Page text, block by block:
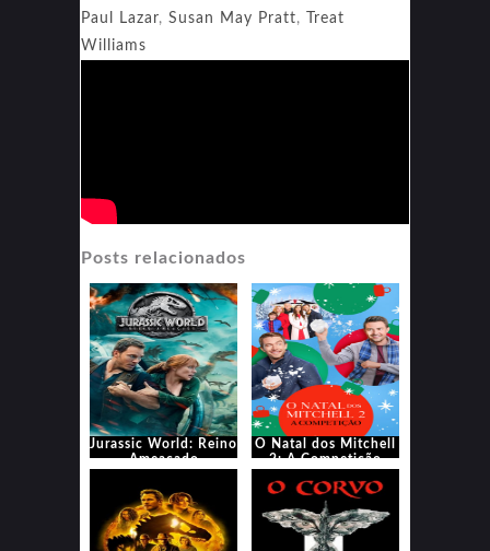
Paul Lazar, Susan May Pratt,
Treat
Williams
Posts relacionados
Jurassic World: Reino
Ameaçado
O Natal dos Mitchell
2: A Competição